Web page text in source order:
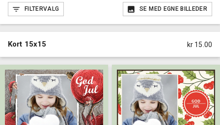
FILTERVALG SE MED EGNE BILLEDER
Kort 15x15 kr 15.00